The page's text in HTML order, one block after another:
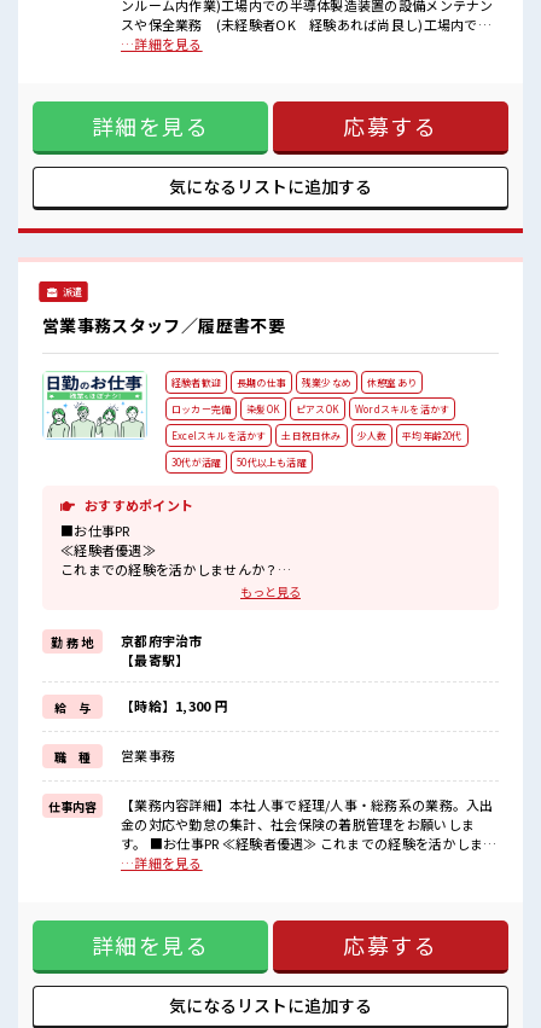
■職場の雰囲気
20代が多数活躍中！
社会人経験が浅くてもOK！
ここから経験積んでいきましょ！
仕事の合間の息抜きは休憩室で♪
ンルーム内作業)工場内での半導体製造装置の設備メンテナン
スや保全業務 (未経験者OK 経験あれば尚良し)工場内での
半導体製造装置の保全。機械の消耗品の脱着業務。ネジの取
で収入アップ≫ 高収入を希望される方にオススメ。 残業は月
20時間以上あります♪ ≪髪型自由≫ 基本的に髪色自由で明る
すぎたり奇抜でなければOKです！ (規定有)≪ラクラク制服ア
リ≫ 制服があるので、 毎日の服装の悩み解消♪ ≪初めての仕
事だけど自分にもできそう≫ 新しいことにチャレンジするの
は不安だけど、 しっかり働く環境が整っています！ イチから
仕事をご提案≫ 一人で悩まず気軽に相談できる、 派遣のお仕
事です！ ■職場の雰囲気 髪型にこだわりのあるアナタは必
抜きは休憩室で♪
…詳細を見る
詳細を見る 応募する
気になるリストに追加する
派遣
営業事務スタッフ／履歴書不要
経験者歓迎 長期の仕事 残業少なめ
休憩室あり
ロッカー完備
染髪OK ピアスOK
Wordスキルを活かす
Excelスキルを活かす
土日祝日休み 少人数
平均年齢20代
30代が活躍
50代以上も活躍
おすすめポイント
■お仕事PR
≪経験者優遇≫
これまでの経験を活かしませんか？
≪時間にメリハリを≫
残業はほとんどナシ！
場合によってはお願いすることもあります♪
≪土日祝休のお仕事≫
家族や友人と一緒にプライベート満喫！
≪髪色自由で自分らしく働く≫
明るすぎたり奇抜でなければ基本的に自由！
(規定有)≪自分に向いている仕事が探せる≫
困った事などがあれば、
担当がしっかりサポートします！
■職場の雰囲気
少人数の職場でこじんまり。
20代活躍中のフレッシュな職場です☆
もっと見る
勤 務 地
京都府宇治市
【最寄駅】
給 与 【時給】1,300 円
職 種 営業事務
仕事内容
【業務内容詳細】本社人事で経理/人事・総務系の業務。入出
金の対応や勤怠の集計、社会保険の着脱管理をお願いしま
す。 ■お仕事PR ≪経験者優遇≫ これまでの経験を活かしませ
んか？ ブランクがあっても大丈夫♪ 経験はちょっとだけ…と
仕事≫ 家族や友人と一緒にプライベート満喫！ ≪髪色自由で
自分らしく働く≫ 明るすぎたり奇抜でなければ基本的に自
由！ (規定有)≪自分に向いている仕事が探せる≫ 困った事な
どがあれば、 担当がしっかりサポートします！ ■職場の雰囲
気 少人数の職場でこじんまり。 職場の仲間との交流もできち
ゃうかも？ 明るすぎたり奇抜過ぎなければヘアカラーOK！
…詳細を見る
詳細を見る 応募する
気になるリストに追加する